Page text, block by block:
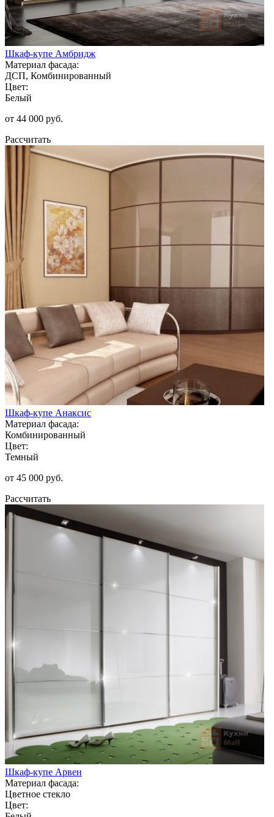
Шкаф-купе Амбридж
Материал фасада:
ДСП, Комбинированный
Цвет:
Белый
от 44 000 руб.
Рассчитать
Шкаф-купе Анаксис
Материал фасада:
Комбинированный
Цвет:
Темный
от 45 000 руб.
Рассчитать
Шкаф-купе Арвен
Материал фасада:
Цветное стекло
Цвет: